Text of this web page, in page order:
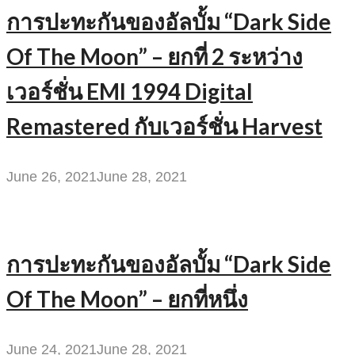
การปะทะกันของอัลบั้ม “Dark Side
Of The Moon” – ยกที่ 2 ระหว่าง
เวอร์ชั่น EMI 1994 Digital
Remastered กับเวอร์ชั่น Harvest
June 26, 2021June 28, 2021
การปะทะกันของอัลบั้ม “Dark Side
Of The Moon” – ยกที่หนึ่ง
June 24, 2021June 28, 2021